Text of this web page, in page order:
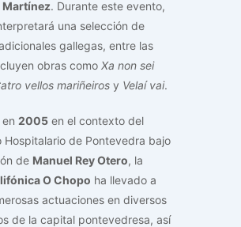
Martínez. Durante este evento,
una selección de
gallegas, entre las
obras como Xa non sei
vellos mariñeiros y Velaí vai.
2005 en el contexto del
Hospitalario de Pontevedra bajo
de Manuel Rey Otero, la
O Chopo ha llevado a
actuaciones en diversos
de la capital pontevedresa, así